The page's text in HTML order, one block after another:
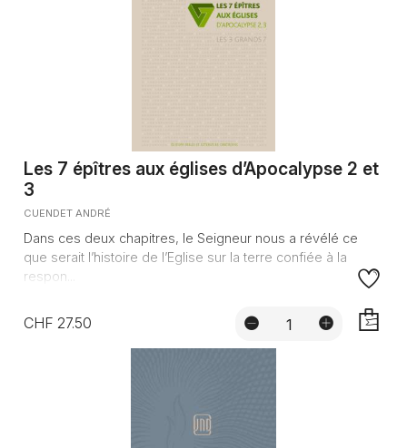
Les 7 épîtres aux églises d’Apocalypse 2 et
3
CUENDET ANDRÉ
Dans ces deux chapitres, le Seigneur nous a révélé ce
que serait l’histoire de l’Eglise sur la terre confiée à la
respon...
CHF 27.50